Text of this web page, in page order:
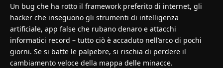
Un bug che ha rotto il framework preferito di internet, gli
hacker che inseguono gli strumenti di intelligenza
artificiale, app false che rubano denaro e attacchi
informatici record – tutto ciò è accaduto nell’arco di pochi
giorni. Se si batte le palpebre, si rischia di perdere il
cambiamento veloce della mappa delle minacce.